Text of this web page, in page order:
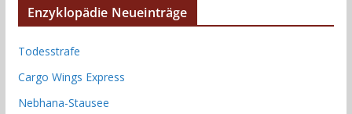
Enzyklopädie Neueinträge
Todesstrafe
Cargo Wings Express
Nebhana-Stausee